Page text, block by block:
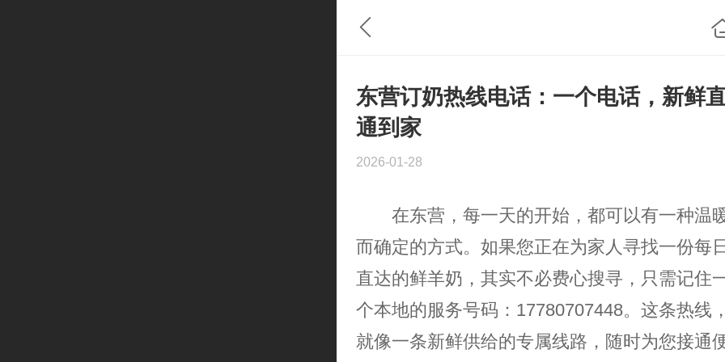
东营订奶热线电话：一个电话，新鲜
通到家
2026-01-28
在东营，每一天的开始，都可以有一种温
而确定的方式。如果您正在为家人寻找一份每
直达的鲜羊奶，其实不必费心搜寻，只需记住
个本地的服务号码：17780707448。这条热线，
就像一条新鲜供给的专属线路，随时为您接通